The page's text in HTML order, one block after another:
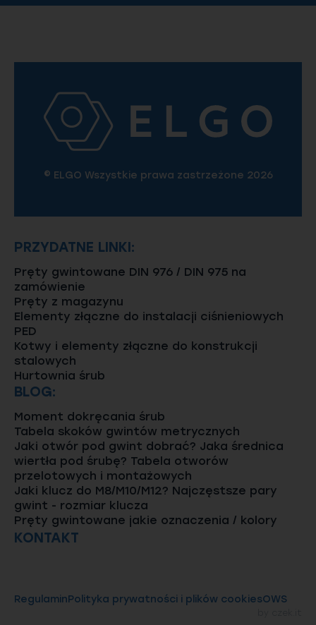
© ELGO Wszystkie prawa zastrzeżone 2026
PRZYDATNE LINKI:
Pręty gwintowane DIN 976 / DIN 975 na
zamówienie
Pręty z magazynu
Elementy złączne do instalacji ciśnieniowych
PED
Kotwy i elementy złączne do konstrukcji
stalowych
Hurtownia śrub
BLOG:
Moment dokręcania śrub
Tabela skoków gwintów metrycznych
Jaki otwór pod gwint dobrać? Jaka średnica
wiertła pod śrubę? Tabela otworów
przelotowych i montażowych
Jaki klucz do M8/M10/M12? Najczęstsze pary
gwint - rozmiar klucza
Pręty gwintowane jakie oznaczenia / kolory
KONTAKT
RegulaminPolityka prywatności i plików cookiesOWS